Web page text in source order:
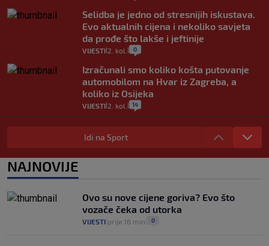
Selidba je jedno od stresnijih iskustava.
Evo aktualnih cijena i nekoliko savjeta
da prođe što lakše i jeftinije
VIJESTI 2. kol. 0
Izračunali smo koliko košta putovanje
automobilom na Hvar iz Zagreba, a
koliko iz Osijeka
VIJESTI 2. kol. 14
"Kći je otišla na more, a zaboravila
zdravstvenu iskaznicu". Kakva su prava
pacijenata izvan mjesta prebivališta?
1
Plenković na 15 dana ukine mjere: "Ne bi
se dogodilo ništa. Vlada se zaljubila u te
intervencije"
30. srp. 24
Idi na Sport
NAJNOVIJE
Ovo su nove cijene goriva? Evo što
vozače čeka od utorka
VIJESTI prije 16 min 0